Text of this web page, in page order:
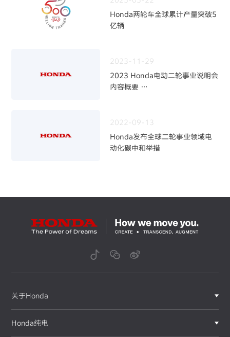
Honda两轮车全球累计产量突破5
亿辆
2023-11-29
2023 Honda电动二轮事业说明会
内容概要
2022-09-13
Honda发布全球二轮事业领域电
动化碳中和举措
关于Honda
Honda纯电